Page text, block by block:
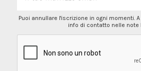
Puoi annullare l'iscrizione in ogni momenti.
info di contatto nelle note